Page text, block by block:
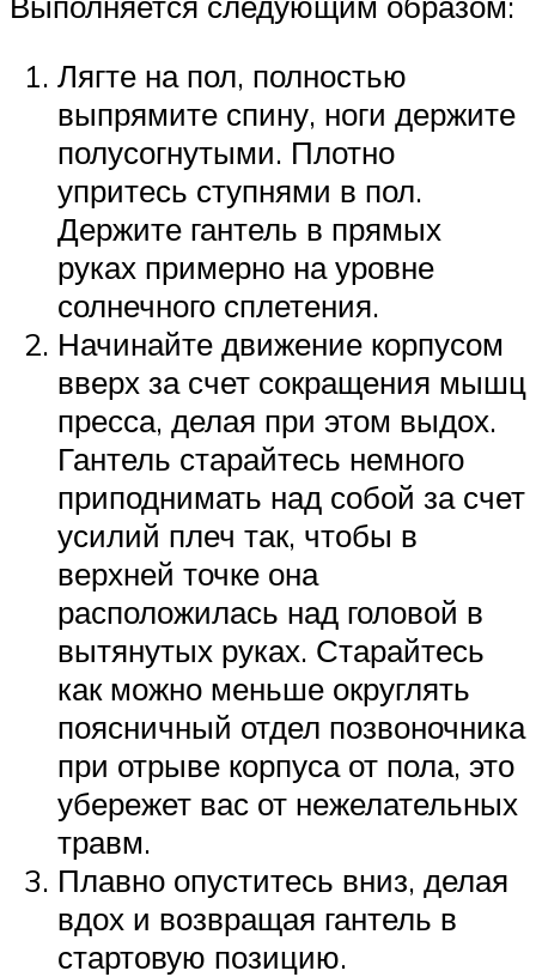
Лягте на пол, полностью
выпрямите спину, ноги держите
полусогнутыми. Плотно
упритесь ступнями в пол.
Держите гантель в прямых
руках примерно на уровне
солнечного сплетения.
Начинайте движение корпусом
вверх за счет сокращения мышц
пресса, делая при этом выдох.
Гантель старайтесь немного
приподнимать над собой за счет
усилий плеч так, чтобы в
верхней точке она
расположилась над головой в
вытянутых руках. Старайтесь
как можно меньше округлять
поясничный отдел позвоночника
при отрыве корпуса от пола, это
убережет вас от нежелательных
травм.
Плавно опуститесь вниз, делая
вдох и возвращая гантель в
стартовую позицию.